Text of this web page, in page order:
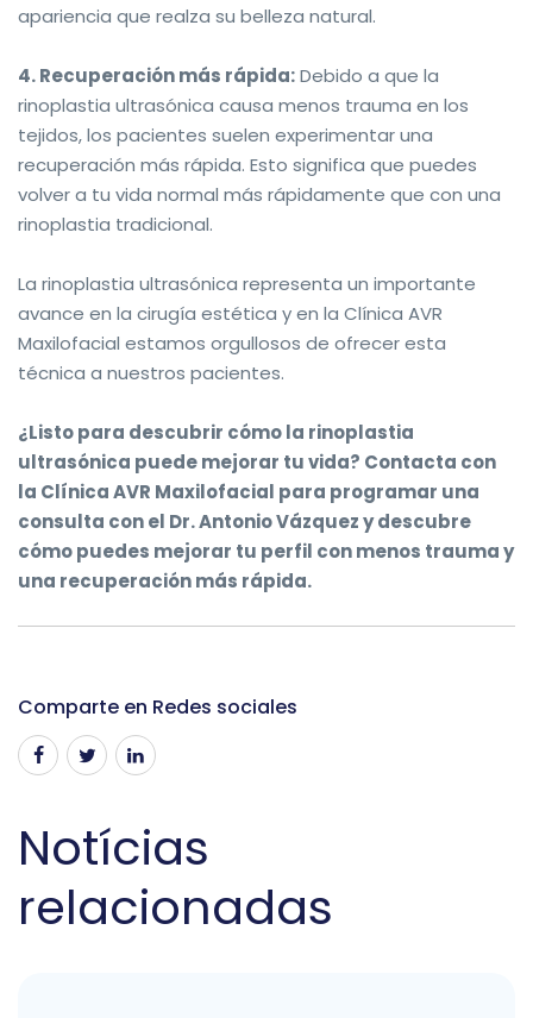
apariencia que realza su belleza natural.
4. Recuperación más rápida:Debido a que la
rinoplastia ultrasónica causa menos trauma en los
tejidos, los pacientes suelen experimentar una
recuperación más rápida. Esto significa que puedes
volver a tu vida normal más rápidamente que con una
rinoplastia tradicional.
La rinoplastia ultrasónica representa un importante
avance en la cirugía estética y en la Clínica AVR
Maxilofacial estamos orgullosos de ofrecer esta
técnica a nuestros pacientes.
¿Listo para descubrir cómo la rinoplastia
ultrasónica puede mejorar tu vida? Contacta con
la Clínica AVR Maxilofacial para programar una
consulta con el Dr. Antonio Vázquez y descubre
cómo puedes mejorar tu perfil con menos trauma y
una recuperación más rápida.
Comparte en Redes sociales
Notícias
relacionadas